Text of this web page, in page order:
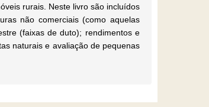
rurais. Neste livro são incluídos
não comerciais (como aquelas
(faixas de duto); rendimentos e
naturais e avaliação de pequenas